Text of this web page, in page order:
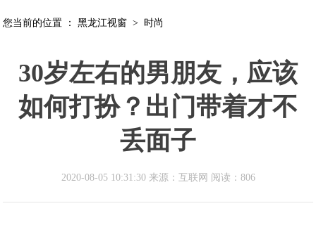
您当前的位置 ：黑龙江视窗 > 时尚
30岁左右的男朋友，应该
如何打扮？出门带着才不
丢面子
2020-08-05 10:31:30 来源：互联网 阅读：806